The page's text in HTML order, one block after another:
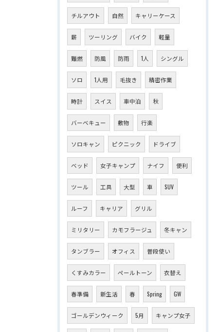
チルアウト 自然 キャリーケース
薪 ツーリング バイク 軽量
難燃 防風 防雨 1人 シングル
ソロ 1人用 毛抜き 精密作業
時計 スイス 車中泊 秋
バーベキュー 敷物 行楽
ソロキャン ピクニック ドライブ
ベッド 女子キャンプ ナイフ 便利
ツール 工具 大型 車 SUV
ルーフ キャリア グリル
ミリタリー カモフラージュ 冬キャン
タンブラー オフィス 普段使い
くすみカラー ペールトーン 衣替え
春準備 新生活 春 Spring GW
ゴールデンウィーク 5月 キャンプ女子